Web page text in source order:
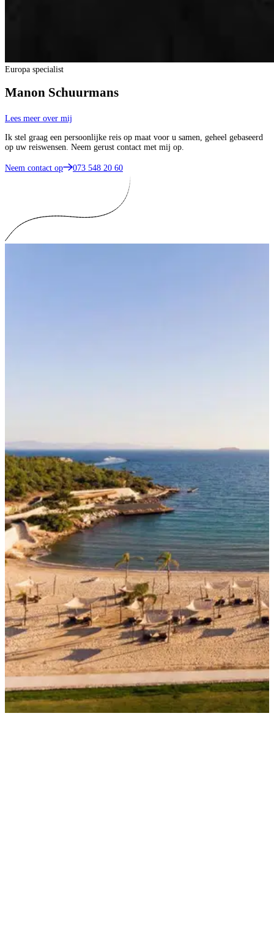
Europa specialist
Manon Schuurmans
Lees meer over mij
Ik stel graag een persoonlijke reis op maat voor u samen, geheel gebaseerd
op uw reiswensen. Neem gerust contact met mij op.
Neem contact op 073 548 20 60